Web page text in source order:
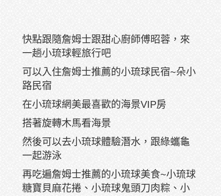
快點跟隨詹姆士跟甜心廚師傅昭蓉，來
一趟小琉球輕旅行吧
可以入住詹姆士推薦的小琉球民宿~朵小
路民宿
在小琉球網美最喜歡的海景VIP房
搭著旋轉木馬看海景
然後可以去小琉球體驗潛水，跟綠蠵龜
一起游泳
再吃遍詹姆士推薦的小琉球美食~小琉球
糖寶貝麻花捲、小琉球鬼頭刀肉粽、小